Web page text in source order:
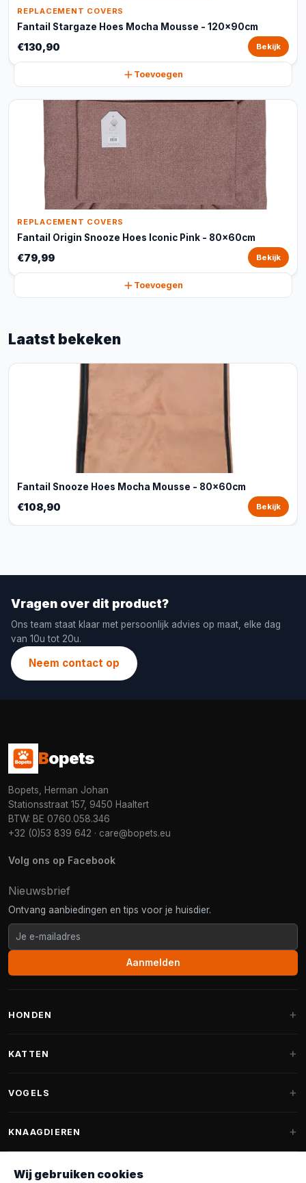
REPLACEMENT COVERS
Fantail Stargaze Hoes Mocha Mousse - 120x90cm
€130,90 Bekijk
Toevoegen
REPLACEMENT COVERS
Fantail Origin Snooze Hoes Iconic Pink - 80x60cm
€79,99 Bekijk
Toevoegen
Laatst bekeken
Fantail Snooze Hoes Mocha Mousse - 80x60cm
€108,90 Bekijk
Vragen over dit product?
Ons team staat klaar met persoonlijk advies op maat, elke dag
van 10u tot 20u.
Neem contact op
Bopets
Bopets, Herman Johan
Stationsstraat 157, 9450 Haaltert
BTW: BE 0760.058.346
+32 (0)53 839 642 · care@bopets.eu
Volg ons op Facebook
Nieuwsbrief
Ontvang aanbiedingen en tips voor je huisdier.
Aanmelden
HONDEN
Fantail hondenmanden
Hondenspeelgoed
KATTEN
Krabpalen voor Maine Coon
VOGELS
Vogelvoer binnenvogels
Voederhuisjes
KNAAGDIEREN
Wij gebruiken cookies